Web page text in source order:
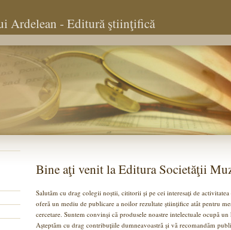
Ardelean - Editură ştiinţifică
Bine aţi venit la Editura Societăţii
Salutăm cu drag colegii noștii, cititorii și pe cei interesați de
oferă un mediu de publicare a noilor rezultate științifice atât pentru
cercetare. Suntem convinși că produsele noastre intelectuale ocupă
Așteptăm cu drag contribuțiile dumneavoastră și vă recomandăm